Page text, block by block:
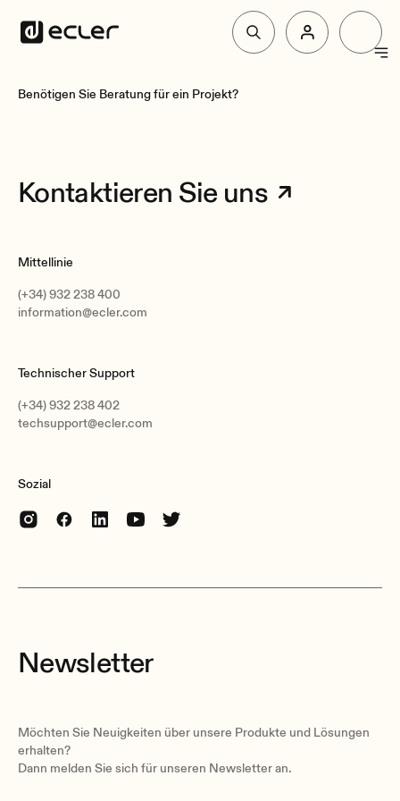
Produkte
Unterstützung und Gemeinschaft
Benötigen Sie Beratung für ein Projekt?
Kontaktieren Sie uns
Mittellinie
(+34) 932 238 400
information@ecler.com
Technischer Support
(+34) 932 238 402
techsupport@ecler.com
Sozial
Newsletter
Möchten Sie Neuigkeiten über unsere Produkte und Lösungen
erhalten?
Dann melden Sie sich für unseren Newsletter an.